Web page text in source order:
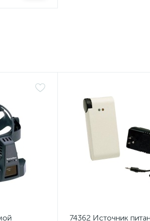
74362 Источник